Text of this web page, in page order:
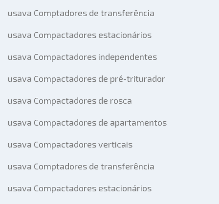
usava Comptadores de transferência
usava Compactadores estacionários
usava Compactadores independentes
usava Compactadores de pré-triturador
usava Compactadores de rosca
usava Compactadores de apartamentos
usava Compactadores verticais
usava Comptadores de transferência
usava Compactadores estacionários